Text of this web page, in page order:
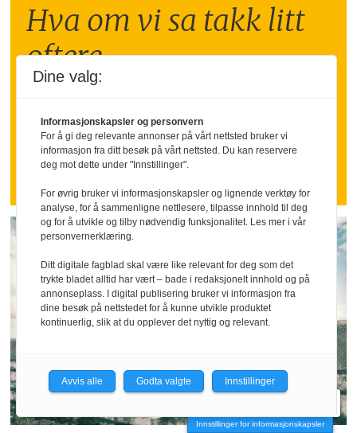
Hva om vi sa takk litt
oftere
følelsen av å ha stått i høyt tempo over
tid.
Nettopp da kan en tydelig takk bety
Innstillinger for informasjonskapsler
Dine valg:
Informasjonskapsler og personvern
For å gi deg relevante annonser på vårt nettsted bruker vi
informasjon fra ditt besøk på vårt nettsted. Du kan reservere
deg mot dette under "Innstillinger".
For øvrig bruker vi informasjonskapsler og lignende verktøy for
analyse, for å sammenligne nettlesere, tilpasse innhold til deg
og for å utvikle og tilby nødvendig funksjonalitet. Les mer i vår
personvernerklæring.
Ditt digitale fagblad skal være like relevant for deg som det
trykte bladet alltid har vært – bade i redaksjonelt innhold og på
annonseplass. I digital publisering bruker vi informasjon fra
dine besøk på nettstedet for å kunne utvikle produktet
kontinuerlig, slik at du opplever det nyttig og relevant.
Avvis alle Godta valgte Innstillinger